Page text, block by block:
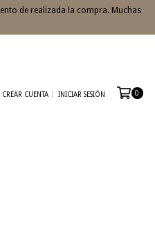
de realizada la compra. Muchas
CREAR CUENTA INICIAR SESIÓN 0